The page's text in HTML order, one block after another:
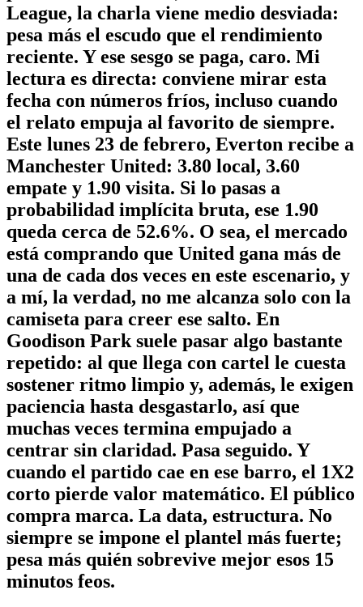
League, la charla viene medio desviada:
pesa más el escudo que el rendimiento
reciente. Y ese sesgo se paga, caro. Mi
lectura es directa: conviene mirar esta
fecha con números fríos, incluso cuando
el relato empuja al favorito de siempre.
Este lunes 23 de febrero, Everton recibe a
Manchester United: 3.80 local, 3.60
empate y 1.90 visita. Si lo pasas a
probabilidad implícita bruta, ese 1.90
queda cerca de 52.6%. O sea, el mercado
está comprando que United gana más de
una de cada dos veces en este escenario, y
a mí, la verdad, no me alcanza solo con la
camiseta para creer ese salto. En
Goodison Park suele pasar algo bastante
repetido: al que llega con cartel le cuesta
sostener ritmo limpio y, además, le exigen
paciencia hasta desgastarlo, así que
muchas veces termina empujado a
centrar sin claridad. Pasa seguido. Y
cuando el partido cae en ese barro, el 1X2
corto pierde valor matemático. El público
compra marca. La data, estructura. No
siempre se impone el plantel más fuerte;
pesa más quién sobrevive mejor esos 15
minutos feos.